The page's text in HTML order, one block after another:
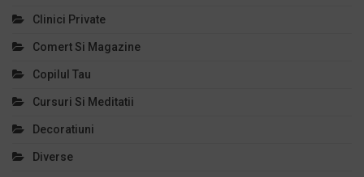
Clinici Private
Comert Si Magazine
Copilul Tau
Cursuri Si Meditatii
Decoratiuni
Diverse